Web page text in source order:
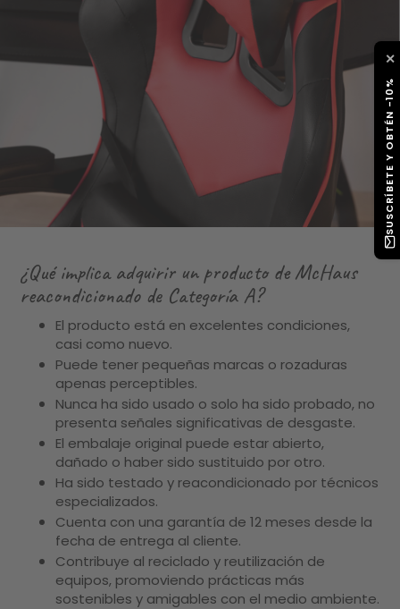
¿Qué implica adquirir un producto de McHaus
reacondicionado de Categoría A?
El producto está en excelentes condiciones,
casi como nuevo.
Puede tener pequeñas marcas o rozaduras
apenas perceptibles.
Nunca ha sido usado o solo ha sido probado, no
presenta señales significativas de desgaste.
El embalaje original puede estar abierto,
dañado o haber sido sustituido por otro.
Ha sido testado y reacondicionado por técnicos
especializados.
Cuenta con una garantía de 12 meses desde la
fecha de entrega al cliente.
Contribuye al reciclado y reutilización de
equipos, promoviendo prácticas más
sostenibles y amigables con el medio ambiente.
✕
SUSCRÍBETE Y OBTÉN -10%